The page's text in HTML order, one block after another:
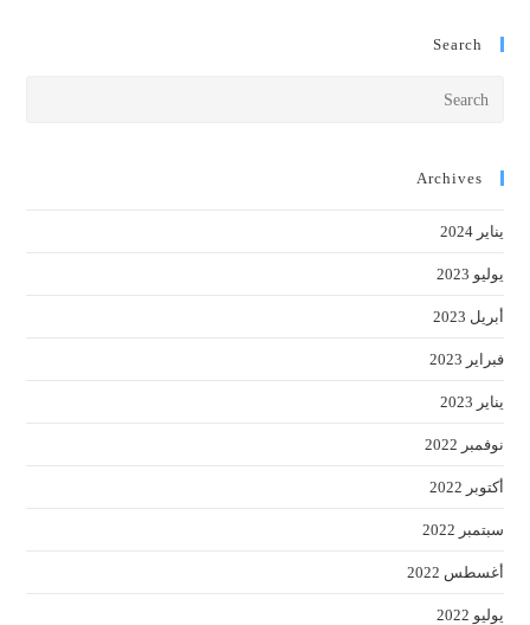
Search
Archives
يناير 2024
يوليو 2023
أبريل 2023
فبراير 2023
يناير 2023
نوفمبر 2022
أكتوبر 2022
سبتمبر 2022
أغسطس 2022
يوليو 2022